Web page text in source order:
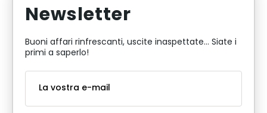
Newsletter
Buoni affari rinfrescanti, uscite inaspettate... Siate i
primi a saperlo!